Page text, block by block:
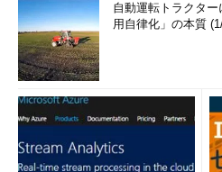
自動運転トラクタ
用自律化」の本質